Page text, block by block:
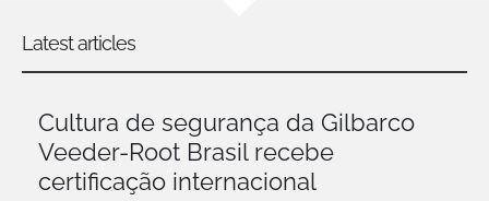
Latest articles
Cultura de segurança da Gilbarco
Veeder-Root Brasil recebe
certificação internacional